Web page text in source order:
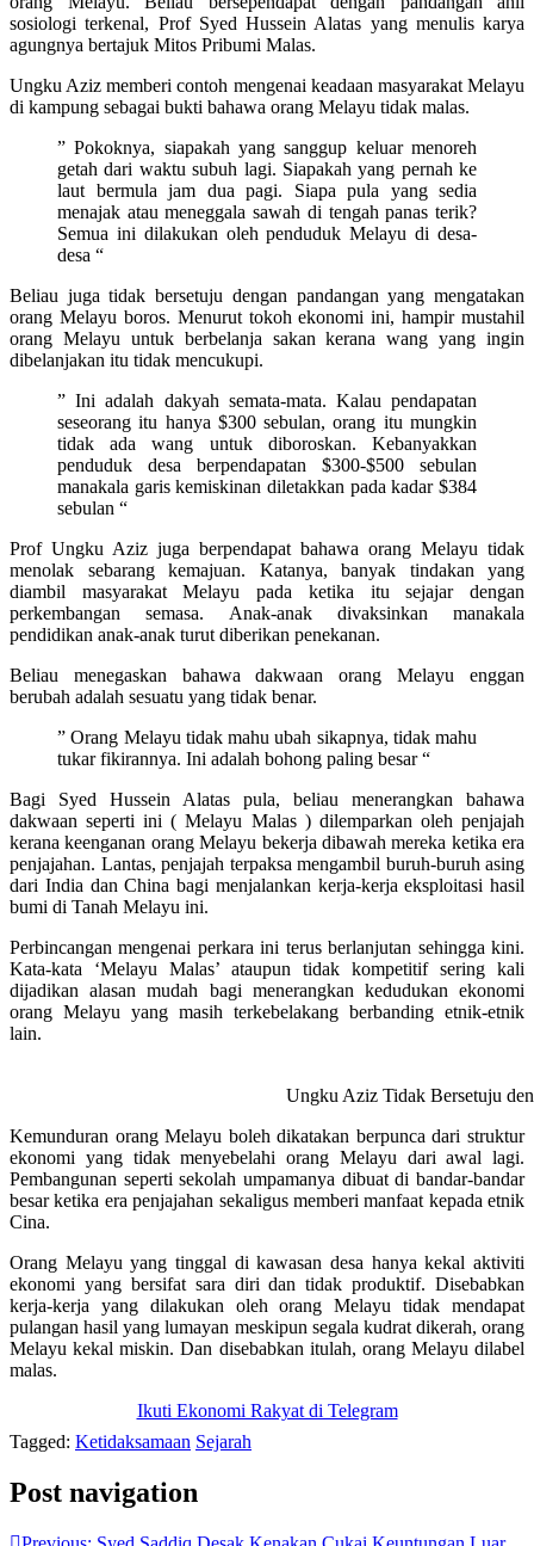
sosiologi terkenal, Prof Syed Hussein Alatas yang menulis karya
agungnya bertajuk Mitos Pribumi Malas.
Ungku Aziz memberi contoh mengenai keadaan masyarakat Melayu
di kampung sebagai bukti bahawa orang Melayu tidak malas.
” Pokoknya, siapakah yang sanggup keluar menoreh
getah dari waktu subuh lagi. Siapakah yang pernah ke
laut bermula jam dua pagi. Siapa pula yang sedia
menajak atau meneggala sawah di tengah panas terik?
Semua ini dilakukan oleh penduduk Melayu di desa-
desa “
Beliau juga tidak bersetuju dengan pandangan yang mengatakan
orang Melayu boros. Menurut tokoh ekonomi ini, hampir mustahil
orang Melayu untuk berbelanja sakan kerana wang yang ingin
dibelanjakan itu tidak mencukupi.
” Ini adalah dakyah semata-mata. Kalau pendapatan
seseorang itu hanya $300 sebulan, orang itu mungkin
tidak ada wang untuk diboroskan. Kebanyakkan
penduduk desa berpendapatan $300-$500 sebulan
manakala garis kemiskinan diletakkan pada kadar $384
sebulan “
Prof Ungku Aziz juga berpendapat bahawa orang Melayu tidak
menolak sebarang kemajuan. Katanya, banyak tindakan yang
diambil masyarakat Melayu pada ketika itu sejajar dengan
perkembangan semasa. Anak-anak divaksinkan manakala
pendidikan anak-anak turut diberikan penekanan.
Beliau menegaskan bahawa dakwaan orang Melayu enggan
berubah adalah sesuatu yang tidak benar.
” Orang Melayu tidak mahu ubah sikapnya, tidak mahu
tukar fikirannya. Ini adalah bohong paling besar “
Bagi Syed Hussein Alatas pula, beliau menerangkan bahawa
dakwaan seperti ini ( Melayu Malas ) dilemparkan oleh penjajah
kerana keenganan orang Melayu bekerja dibawah mereka ketika era
penjajahan. Lantas, penjajah terpaksa mengambil buruh-buruh asing
dari India dan China bagi menjalankan kerja-kerja eksploitasi hasil
bumi di Tanah Melayu ini.
Perbincangan mengenai perkara ini terus berlanjutan sehingga kini.
Kata-kata ‘Melayu Malas’ ataupun tidak kompetitif sering kali
dijadikan alasan mudah bagi menerangkan kedudukan ekonomi
orang Melayu yang masih terkebelakang berbanding etnik-etnik
lain.
Ungku Aziz Tidak Bersetuju
Kemunduran orang Melayu boleh dikatakan berpunca dari struktur
ekonomi yang tidak menyebelahi orang Melayu dari awal lagi.
Pembangunan seperti sekolah umpamanya dibuat di bandar-bandar
besar ketika era penjajahan sekaligus memberi manfaat kepada etnik
Cina.
Orang Melayu yang tinggal di kawasan desa hanya kekal aktiviti
ekonomi yang bersifat sara diri dan tidak produktif. Disebabkan
kerja-kerja yang dilakukan oleh orang Melayu tidak mendapat
pulangan hasil yang lumayan meskipun segala kudrat dikerah, orang
Melayu kekal miskin. Dan disebabkan itulah, orang Melayu dilabel
malas.
Ikuti Ekonomi Rakyat di Telegram
Tagged: Ketidaksamaan Sejarah
Post navigation